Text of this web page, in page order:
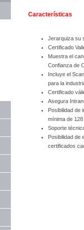
Características
Jerarquiza su
Certificado
Muestra el
Confianza de
Incluye el
para la
Certificado
Asegura
Posibilidad de
mínima de
Soporte
Posibilidad de
certificados